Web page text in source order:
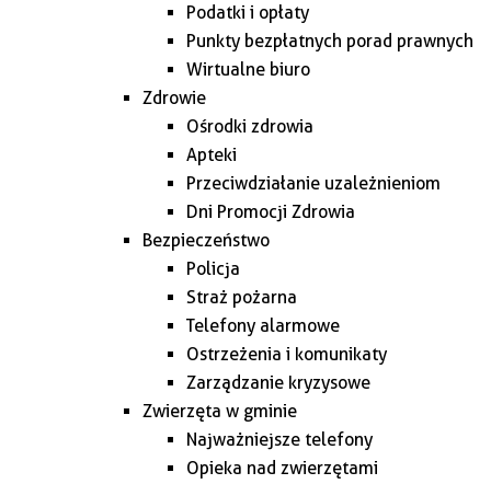
Podatki i opłaty
Punkty bezpłatnych porad prawnych
Wirtualne biuro
Zdrowie
Ośrodki zdrowia
Apteki
Przeciwdziałanie uzależnieniom
Dni Promocji Zdrowia
Bezpieczeństwo
Policja
Straż pożarna
Telefony alarmowe
Ostrzeżenia i komunikaty
Zarządzanie kryzysowe
Zwierzęta w gminie
Najważniejsze telefony
Opieka nad zwierzętami